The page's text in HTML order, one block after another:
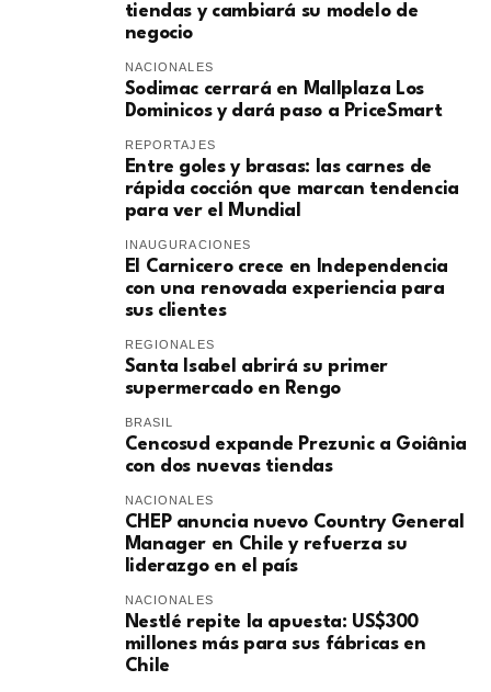
tiendas y cambiará su modelo de
negocio
NACIONALES
Sodimac cerrará en Mallplaza Los
Dominicos y dará paso a PriceSmart
REPORTAJES
Entre goles y brasas: las carnes de
rápida cocción que marcan tendencia
para ver el Mundial
INAUGURACIONES
El Carnicero crece en Independencia
con una renovada experiencia para
sus clientes
REGIONALES
Santa Isabel abrirá su primer
supermercado en Rengo
BRASIL
Cencosud expande Prezunic a Goiânia
con dos nuevas tiendas
NACIONALES
CHEP anuncia nuevo Country General
Manager en Chile y refuerza su
liderazgo en el país
NACIONALES
Nestlé repite la apuesta: US$300
millones más para sus fábricas en
Chile